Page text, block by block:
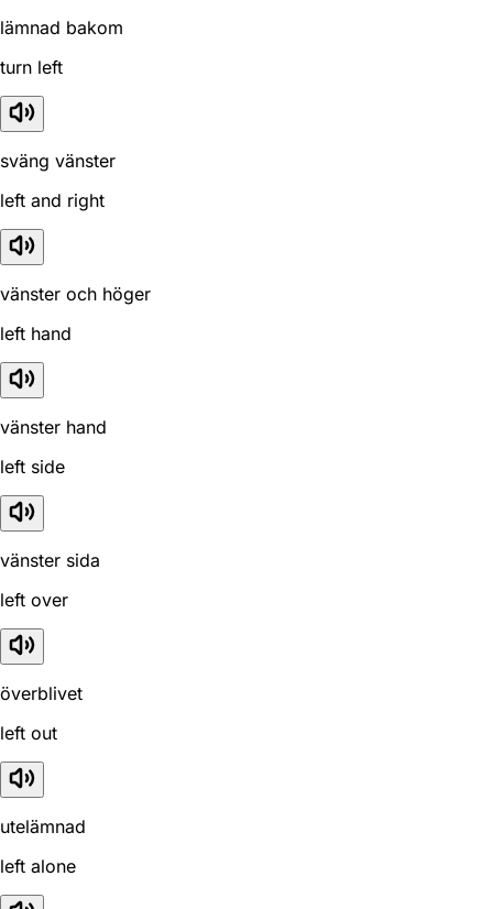
lämnad bakom
turn left
sväng vänster
left and right
vänster och höger
left hand
vänster hand
left side
vänster sida
left over
överblivet
left out
utelämnad
left alone